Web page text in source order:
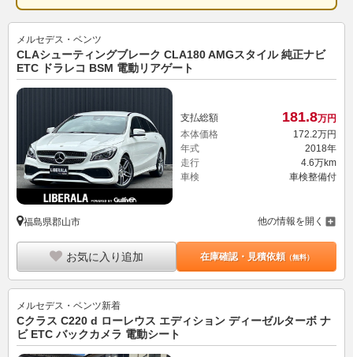
メルセデス・ベンツ
CLAシューティングブレーク CLA180 AMGスタイル 純正ナビ
ETC ドラレコ BSM 電動リアゲート
支払総額 181.8万円
本体価格
172. 2万円
年式
2018年
走行
4.6万km
車検
車検整備付
福島県郡山市 他の情報を開く
お気に入り追加 在庫確認・見積依頼（無料）
メルセデス・ベンツ新着
Cクラス C220 d ローレウス エディション ディーゼルターボ ナ
ビ ETC バックカメラ 電動シート